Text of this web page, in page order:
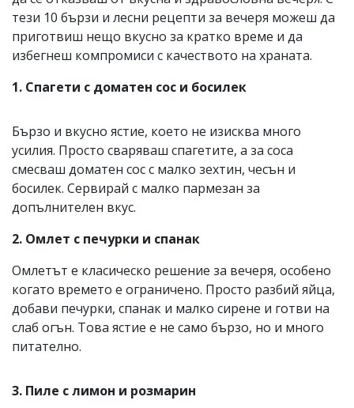
обиден
за
вас
коментар,
моля
ни!
тези 10 бързи и лесни рецепти за вечеря можеш да
приготвиш нещо вкусно за кратко време и да
избегнеш компромиси с качеството на храната.
1. Спагети с доматен сос и босилек
Бързо и вкусно ястие, което не изисква много
усилия. Просто сваряваш спагетите, а за соса
смесваш доматен сос с малко зехтин, чесън и
босилек. Сервирай с малко пармезан за
допълнителен вкус.
2. Омлет с печурки и спанак
Омлетът е класическо решение за вечеря, особено
когато времето е ограничено. Просто разбий яйца,
добави печурки, спанак и малко сирене и готви на
слаб огън. Това ястие е не само бързо, но и много
питателно.
3. Пиле с лимон и розмарин